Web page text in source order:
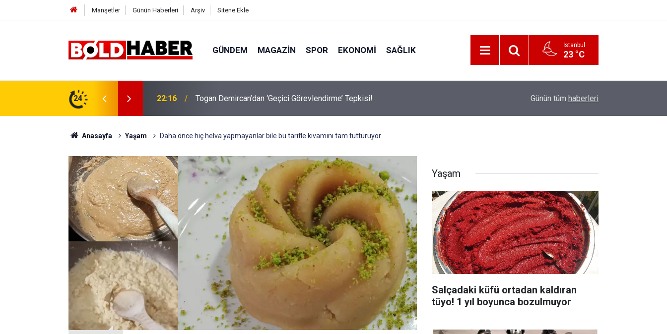
Manşetler Günün Haberleri Arşiv Sitene Ekle
GÜNDEM MAGAZIN SPOR EKONOMI SAĞLIK İstanbul
23 °C
24 19:32 Sıcak Havalarda Ödem Şikayetini Hafife Almayın! İzmir 112’de Kan Donduran İddialar!
Günün tüm haberleri
Anasayfa Yaşam Daha önce hiç helva yapmayanlar bile bu tarifle kıvamını tam tutturuyor
Yaşam
Salçadaki küfü ortadan kaldıran
tüyo! 1 yıl boyunca bozulmuyor